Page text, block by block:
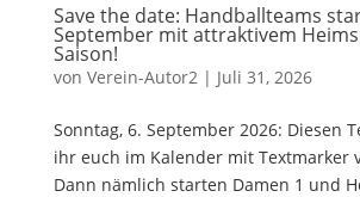
Save the date: Handballteams
September mit attraktivem
Saison!
von Verein-Autor2 | Juli 31, 2026
Sonntag, 6. September 2026: Diesen
ihr euch im Kalender mit Textmarker
Dann nämlich starten Damen 1 und